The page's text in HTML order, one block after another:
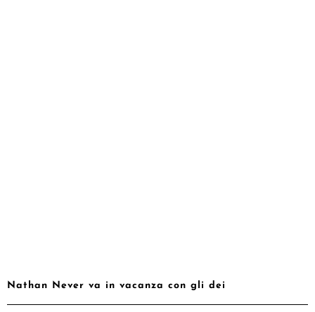
Nathan Never va in vacanza con gli dei